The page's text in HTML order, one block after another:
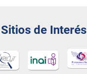
Sitios de Interés